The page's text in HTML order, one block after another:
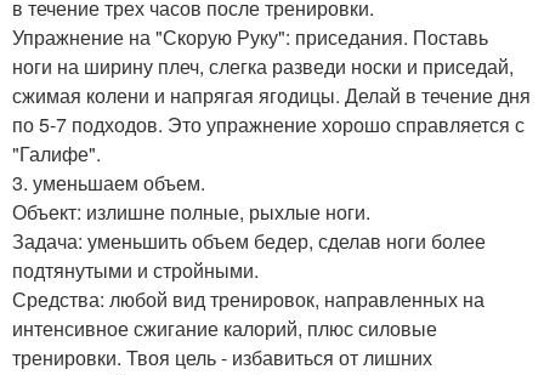
в течение трех часов после тренировки.
Упражнение на "Скорую Руку": приседания. Поставь
ноги на ширину плеч, слегка разведи носки и приседай,
сжимая колени и напрягая ягодицы. Делай в течение дня
по 5-7 подходов. Это упражнение хорошо справляется с
"Галифе".
3. уменьшаем объем.
Объект: излишне полные, рыхлые ноги.
Задача: уменьшить объем бедер, сделав ноги более
подтянутыми и стройными.
Средства: любой вид тренировок, направленных на
интенсивное сжигание калорий, плюс силовые
тренировки. Твоя цель - избавиться от лишних